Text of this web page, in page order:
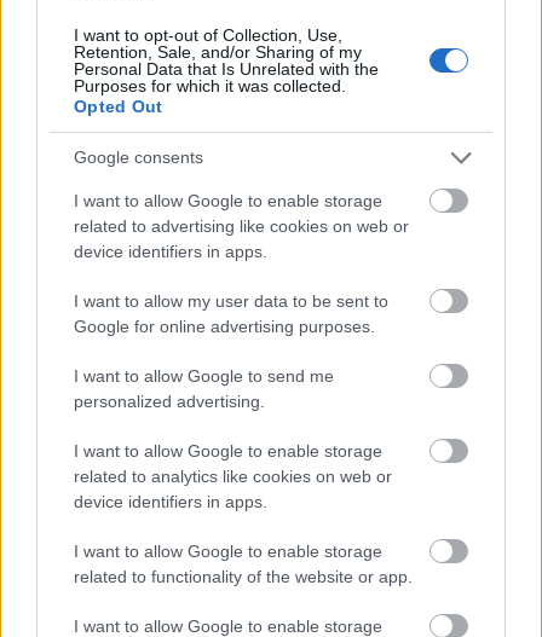
I want to opt-out of Collection, Use,
Retention, Sale, and/or Sharing of my
Personal Data that Is Unrelated with the
Purposes for which it was collected.
Opted Out
Google consents
I want to allow Google to enable storage
related to advertising like cookies on web or
device identifiers in apps.
I want to allow my user data to be sent to
Google for online advertising purposes.
I want to allow Google to send me
personalized advertising.
I want to allow Google to enable storage
related to analytics like cookies on web or
device identifiers in apps.
I want to allow Google to enable storage
related to functionality of the website or app.
I want to allow Google to enable storage
Színház Fesztiválok Lavór
VECSEI H. MIKLÓS A ZSÁMBÉKI NYÁRI
SZÍNHÁZRÓL